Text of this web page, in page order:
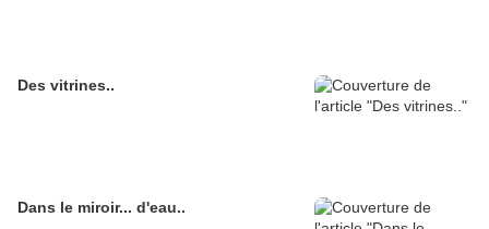
Des vitrines..
Dans le miroir... d'eau..